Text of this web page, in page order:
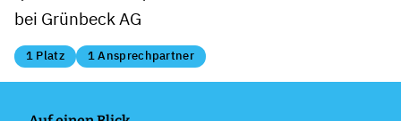
bei Grünbeck AG
1 Platz 1 Ansprechpartner